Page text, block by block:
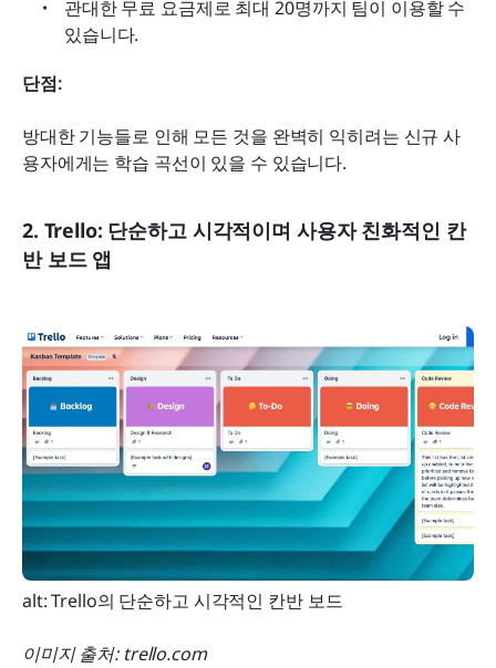
관대한 무료 요금제로 최대 20명까지 팀이 이용할 수
있습니다.
단점:
방대한 기능들로 인해 모든 것을 완벽히 익히려는 신규 사
용자에게는 학습 곡선이 있을 수 있습니다.
2. Trello: 단순하고 시각적이며 사용자 친화적인 칸
반 보드 앱
alt: Trello의 단순하고 시각적인 칸반 보드
이미지 출처: trello.com